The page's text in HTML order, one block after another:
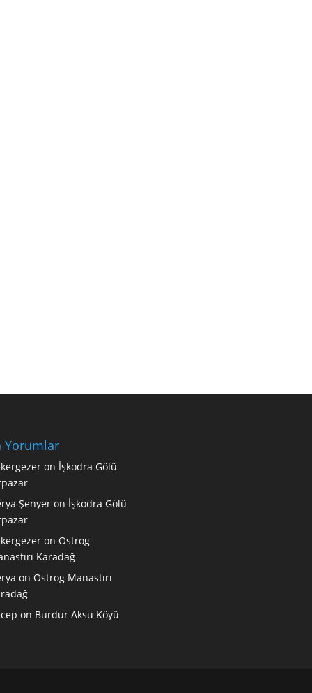
Yorumlar
on İşkodra Gölü
Şenyeron İşkodra Gölü
on Ostrog
Karadağ
on Ostrog Manastırı
on Burdur Aksu Köyü